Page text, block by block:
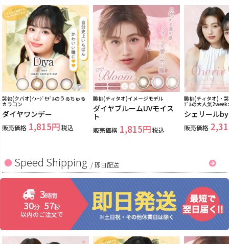
哭包(クバオ)ｲﾒｰｼﾞﾓﾃﾞﾙのうるちゅる
カラコン
ダイヤワンデー
販売価格 1,815 税込
脆桃(チィタオ)イメージモデル
ダイヤブルームUVモイス
ト
販売価格 1,815 税込
脆桃(チィタオ)・
ﾃﾞﾙの大人気2week
シェリール
販売価格
Speed Shipping / 即日配送
3時間
30分 55秒
以内のご注文で